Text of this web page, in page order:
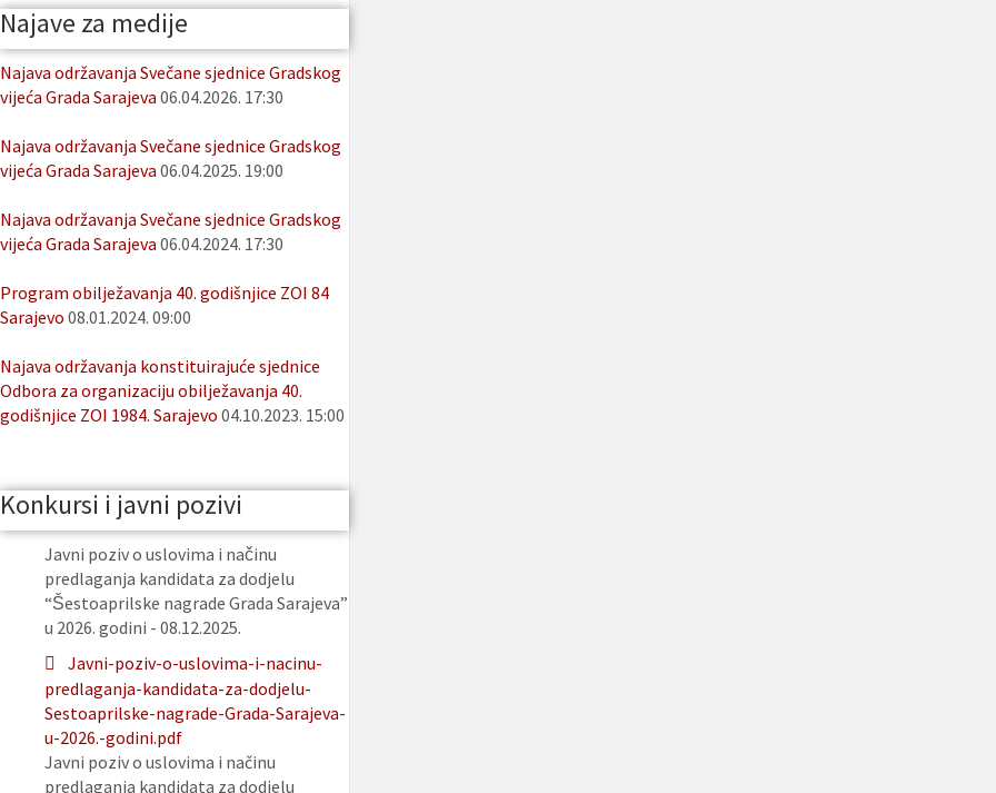
Najave za medije
Najava održavanja Svečane sjednice Gradskog
vijeća Grada Sarajeva 06.04.2026. 17:30
Najava održavanja Svečane sjednice Gradskog
vijeća Grada Sarajeva 06.04.2025. 19:00
Najava održavanja Svečane sjednice Gradskog
vijeća Grada Sarajeva 06.04.2024. 17:30
Program obilježavanja 40. godišnjice ZOI 84
Sarajevo 08.01.2024. 09:00
Najava održavanja konstituirajuće sjednice
Odbora za organizaciju obilježavanja 40.
godišnjice ZOI 1984. Sarajevo 04.10.2023. 15:00
Konkursi i javni pozivi
Javni poziv o uslovima i načinu
predlaganja kandidata za dodjelu
“Šestoaprilske nagrade Grada Sarajeva”
u 2026. godini - 08.12.2025.
Javni-poziv-o-uslovima-i-nacinu-
predlaganja-kandidata-za-dodjelu-
Sestoaprilske-nagrade-Grada-Sarajeva-
u-2026.-godini.pdf
Javni poziv o uslovima i načinu
predlaganja kandidata za dodjelu